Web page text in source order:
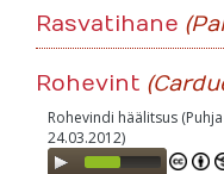
Rasvatihane
Rohevint
Rohevindi häälitsus
24.03.2012)
Audio